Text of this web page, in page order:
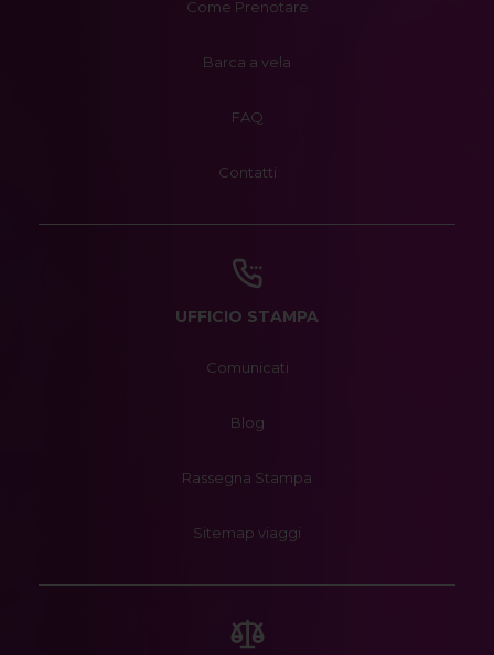
Come Prenotare
Barca a vela
FAQ
Contatti
UFFICIO STAMPA
Comunicati
Blog
Rassegna Stampa
Sitemap viaggi